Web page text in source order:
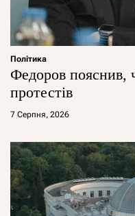
Політика
Федоров пояснив,
протестів
7 Серпня, 2026